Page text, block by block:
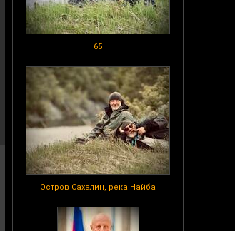
65
Остров Сахалин, река Найба